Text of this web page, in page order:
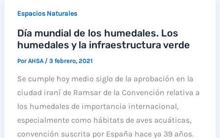
PATINEGRO
EN
PINET
Espacios Naturales
Día mundial de los humedales. Los
humedales y la infraestructura verde
PorAHSA / 3 febrero, 2021
Se cumple hoy medio siglo de la aprobación en la
ciudad iraní de Ramsar de la Convención relativa a
los humedales de importancia internacional,
especialmente como hábitats de aves acuáticas,
convención suscrita por España hace ya 39 años.